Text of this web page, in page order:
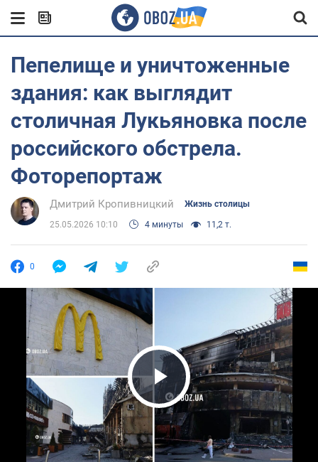
Пепелище и уничтоженные
здания: как выглядит
столичная Лукьяновка после
российского обстрела.
Фоторепортаж
Дмитрий Кропивницкий Жизнь столицы
25.05.2026 10:10 4 минуты 11,2 т.
0
Play Video